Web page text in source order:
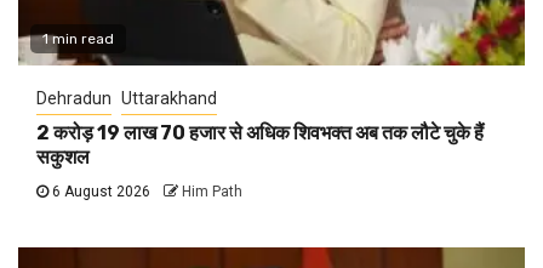
1 min read
Dehradun Uttarakhand
2 करोड़ 19 लाख 70 हजार से अधिक शिवभक्त अब तक लौटे चुके हैं
सकुशल
6 August 2026 Him Path